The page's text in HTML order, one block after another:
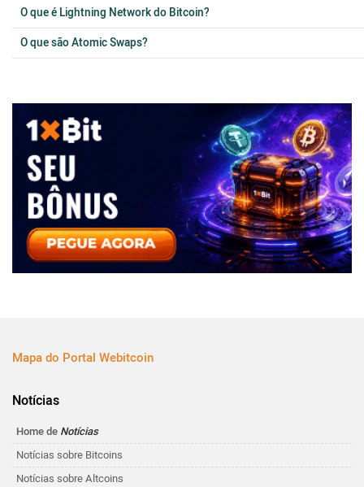
O que é Lightning Network do Bitcoin?
O que são Atomic Swaps?
Mapa do Portal Webitcoin
Notícias
Home de Notícias
Notícias sobre Bitcoins
Notícias sobre Altcoins